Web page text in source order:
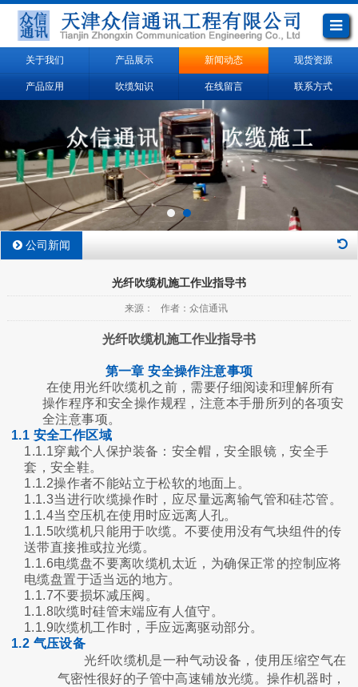
关于我们 产品展示 新闻动态 现货资源
产品应用 吹缆知识 在线留言 联系方式
公司新闻
光纤吹缆机施工作业指导书
来源： 作者：众信通讯
光纤吹缆机施工作业指导书
第一章 安全操作注意事项
在使用光纤吹缆机之前，需要仔细阅读和理解所有
操作程序和安全操作规程，注意本手册所列的各项安
全注意事项。
1.1 安全工作区域
1.1.1穿戴个人保护装备：安全帽，安全眼镜，安全手
套，安全鞋。
1.1.2操作者不能站立于松软的地面上。
1.1.3当进行吹缆操作时，应尽量远离输气管和硅芯管。
1.1.4当空压机在使用时应远离人孔。
1.1.5吹缆机只能用于吹缆。不要使用没有气块组件的传
送带直接推或拉光缆。
1.1.6电缆盘不要离吹缆机太近，为确保正常的控制应将
电缆盘置于适当远的地方。
1.1.7不要损坏减压阀。
1.1.8吹缆时硅管末端应有人值守。
1.1.9吹缆机工作时，手应远离驱动部分。
1.2 气压设备
光纤吹缆机是一种气动设备，使用压缩空气在
气密性很好的子管中高速铺放光缆。操作机器时，